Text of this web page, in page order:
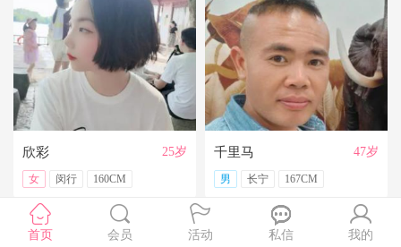
【携手到老】
今天开通钻石会员了，给我来信吧，我能看到你的联系方式哦
【铭铭】40岁未婚上海杨浦男征婚，外地人或者上海人都可以，不介意是否离异，三观合适即可，速与我联系。
【任子君】
现居深圳罗湖区，44岁，离异，在深圳工作，找一个大方、善良，会疼爱人的女子做老婆，希望​‌‌能在这里遇见你，非诚勿扰。
【张小英】
想找一个心动的人
欣彩 25岁
女 闵行 160CM
千里马 47岁
男 长宁 167CM
首页 会员 活动 私信 我的